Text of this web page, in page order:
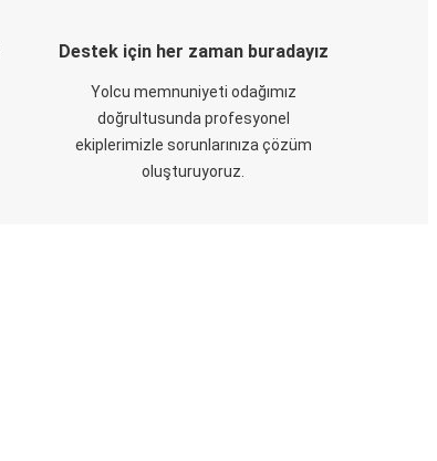
Destek için her zaman buradayız
Yolcu memnuniyeti odağımız
doğrultusunda profesyonel
ekiplerimizle sorunlarınıza çözüm
oluşturuyoruz.